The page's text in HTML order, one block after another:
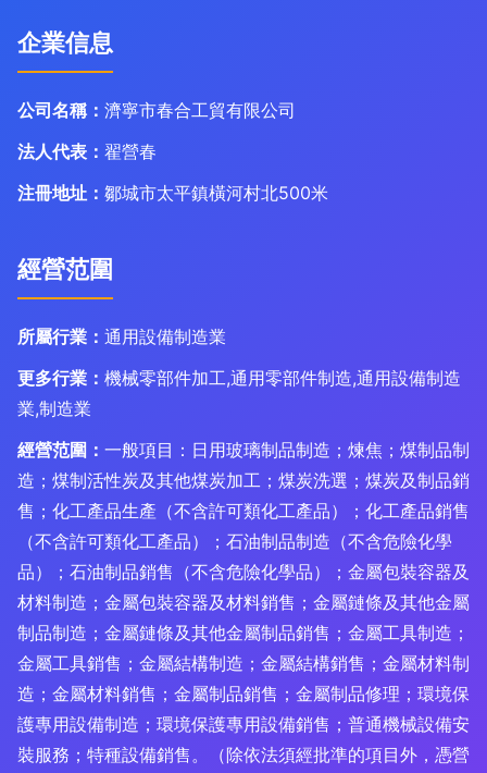
企業信息
公司名稱： 濟寧市春合工貿有限公司
法人代表： 翟營春
注冊地址： 鄒城市太平鎮橫河村北500米
經營范圍
所屬行業： 通用設備制造業
更多行業： 機械零部件加工,通用零部件制造,通用設備制造
業,制造業
經營范圍： 一般項目：日用玻璃制品制造；煉焦；煤制品制
造；煤制活性炭及其他煤炭加工；煤炭洗選；煤炭及制品銷
售；化工產品生產（不含許可類化工產品）；化工產品銷售
（不含許可類化工產品）；石油制品制造（不含危險化學
品）；石油制品銷售（不含危險化學品）；金屬包裝容器及
材料制造；金屬包裝容器及材料銷售；金屬鏈條及其他金屬
制品制造；金屬鏈條及其他金屬制品銷售；金屬工具制造；
金屬工具銷售；金屬結構制造；金屬結構銷售；金屬材料制
造；金屬材料銷售；金屬制品銷售；金屬制品修理；環境保
護專用設備制造；環境保護專用設備銷售；普通機械設備安
裝服務；特種設備銷售。（除依法須經批準的項目外，憑營